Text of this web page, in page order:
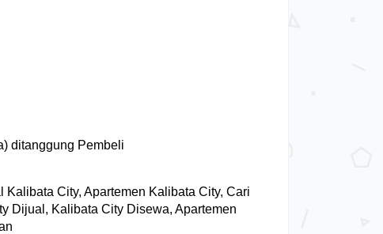
ditanggung Pembeli
City, Apartemen Kalibata City, Cari
Dijual, Kalibata City Disewa, Apartemen